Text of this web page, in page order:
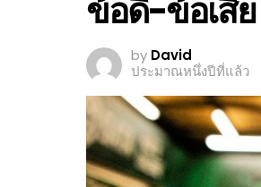
ข้อดี-ข้อเสี
by David
ประมาณหนึ่งปีที่แล้ว